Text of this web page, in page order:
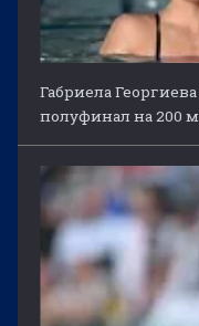
Габриела
полуфинал на 200